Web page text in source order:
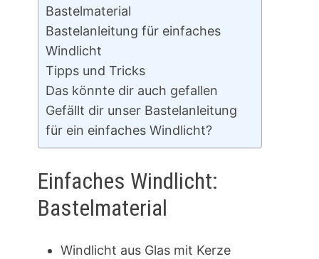
Bastelmaterial
Bastelanleitung für einfaches
Windlicht
Tipps und Tricks
Das könnte dir auch gefallen
Gefällt dir unser Bastelanleitung
für ein einfaches Windlicht?
Einfaches Windlicht:
Bastelmaterial
Windlicht aus Glas mit Kerze